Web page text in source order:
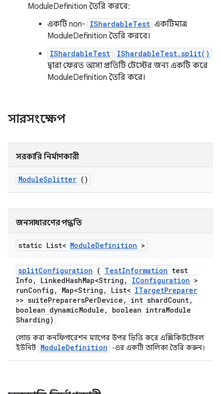
ModuleDefinition তৈরি করবে:
একটি non- IShardableTest একটিমাত্র
ModuleDefinition তৈরি করবে।
IShardableTest IShardableTest.split()
দ্বারা ফেরত আসা প্রতিটি টেস্টের জন্য একটি করে
ModuleDefinition তৈরি করে।
সারসংক্ষেপ
সরকারি নির্মাণকারী
ModuleSplitter ()
জনসাধারণের পদ্ধতি
static List< ModuleDefinition >
splitConfiguration ( TestInformation test
Info , LinkedHashMap<String , IConfiguration >
runConfig , Map<String , List< ITargetPreparer
>> suitePreparersPerDevice , int shardCount,
boolean dynamicModule , boolean intraModule
Sharding)
লোড করা কনফিগারেশন ম্যাপের উপর ভিত্তি করে এক্সিকিউটেবল
ইউনিট ModuleDefinition -এর একটি তালিকা তৈরি করুন।